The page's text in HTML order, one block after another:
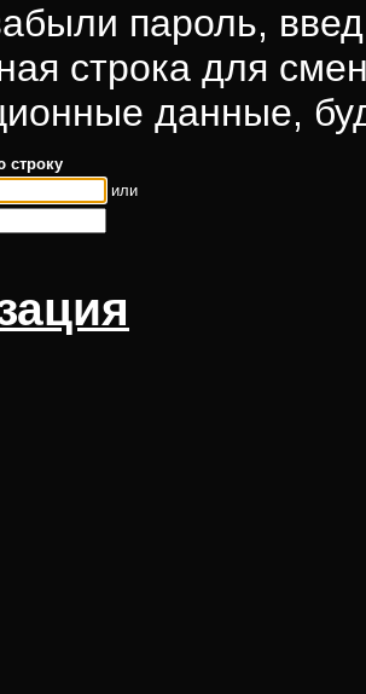
пароль,
строка для
данные,
строку
или